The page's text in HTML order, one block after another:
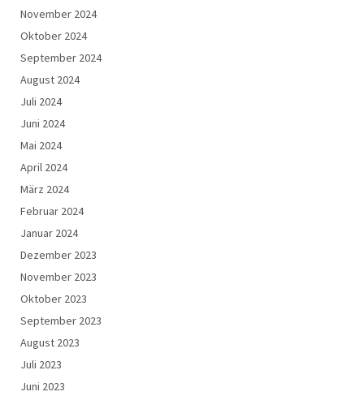
November 2024
Oktober 2024
September 2024
August 2024
Juli 2024
Juni 2024
Mai 2024
April 2024
März 2024
Februar 2024
Januar 2024
Dezember 2023
November 2023
Oktober 2023
September 2023
August 2023
Juli 2023
Juni 2023